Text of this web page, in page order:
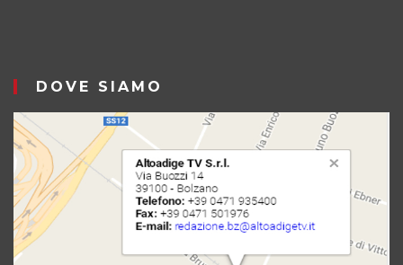
DOVE SIAMO